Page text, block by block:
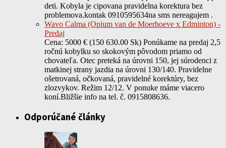
deti. Kobyla je cipovana pravidelna korektura bez
problemova.kontak 0910595634na sms nereagujem .
Wavo Calma (Opium van de Moerhoeve x Edminton) -
Predaj
Cena: 5000 € (150 630.00 Sk) Ponúkame na predaj 2,5
ročnú kobylku so skokovým pôvodom priamo od
chovateľa. Otec preteká na úrovni 150, jej súrodenci z
matkinej strany jazdia na úrovni 130/140. Pravidelne
ošetrovaná, očkovaná, pravidelné korektúry, bez
zlozvykov. Režim 12/12. V ponuke máme viacero
koní.Bližšie info na tel. č. 0915808636.
Odporúčané články